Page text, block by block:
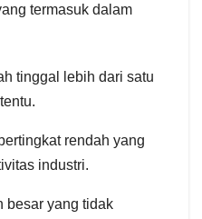
termasuk dalam
tinggal lebih dari satu
rendah yang
industri.
besar yang tidak